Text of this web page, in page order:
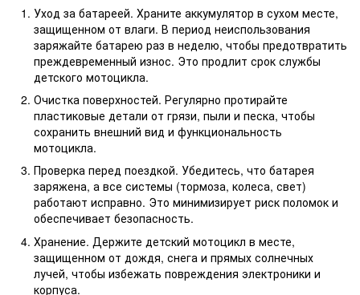
Уход за батареей. Храните аккумулятор в сухом месте,
защищенном от влаги. В период неиспользования
заряжайте батарею раз в неделю, чтобы предотвратить
преждевременный износ. Это продлит срок службы
детского мотоцикла.
Очистка поверхностей. Регулярно протирайте
пластиковые детали от грязи, пыли и песка, чтобы
сохранить внешний вид и функциональность
мотоцикла.
Проверка перед поездкой. Убедитесь, что батарея
заряжена, а все системы (тормоза, колеса, свет)
работают исправно. Это минимизирует риск поломок и
обеспечивает безопасность.
Хранение. Держите детский мотоцикл в месте,
защищенном от дождя, снега и прямых солнечных
лучей, чтобы избежать повреждения электроники и
корпуса.